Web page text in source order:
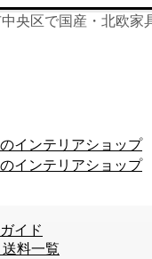
央区で国産・北欧家
イド
料一覧